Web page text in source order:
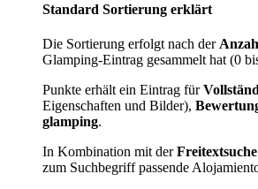
Standard Sortierung erklärt
Die Sortierung erfolgt nach der
Glamping-Eintrag gesammelt hat (0
Punkte erhält ein Eintrag für
Eigenschaften und Bilder),
glamping.
In Kombination mit derFreitextsuche
zum Suchbegriff passende